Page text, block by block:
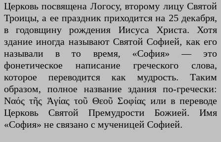
Церковь посвящена Логосу, второму лицу Святой
Троицы, а ее праздник приходится на 25 декабря,
в годовщину рождения Иисуса Христа. Хотя
здание иногда называют Святой Софией, как его
называли в то время, «София» — это
фонетическое написание греческого слова,
которое переводится как мудрость. Таким
образом, полное название здания по-гречески:
Ναός τῆς Ἁγίας τοῦ Θεοῦ Σοφίας или в переводе
Церковь Святой Премудрости Божией. Имя
«София» не связано с мученицей Софией.